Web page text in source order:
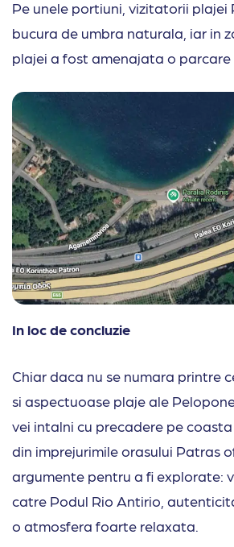
Pe unele portiuni, vizitatorii plajei
bucura de umbra naturala, iar in
plajei a fost amenajata o parcare
In loc de concluzie
Chiar daca nu se numara printre
si aspectuoase plaje ale
vei intalni cu precadere pe
din imprejurimile orasului Patras
argumente pentru a fi explorate:
catre Podul Rio Antirio,
o atmosfera foarte relaxata.